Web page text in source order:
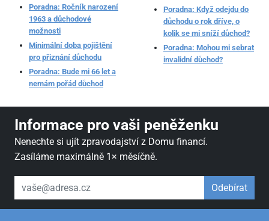
Poradna: Ročník narození
1963 a důchodové
možnosti
Minimální doba pojištění
pro přiznání důchodu
Poradna: Bude mi 66 let a
nemám pořád důchod
Poradna: Když odejdu do
důchodu o rok dříve, o
kolik se mi sníží důchod?
Poradna: Mohou mi sebrat
invalidní důchod?
Informace pro vaši peněženku
Nenechte si ujít zpravodajství z Domu financí.
Zasíláme maximálně 1× měsíčně.
váš email Odebírat